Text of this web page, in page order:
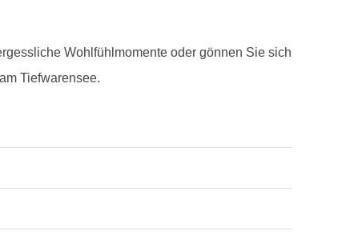
Wohlfühlmomente oder gönnen Sie sich
Tiefwarensee.